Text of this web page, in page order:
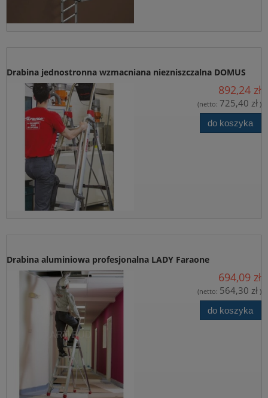
Drabina jednostronna wzmacniana niezniszczalna DOMUS
FARAONE
892,24 zł
(netto: 725,40 zł )
do koszyka
Drabina aluminiowa profesjonalna LADY Faraone
694,09 zł
(netto: 564,30 zł )
do koszyka